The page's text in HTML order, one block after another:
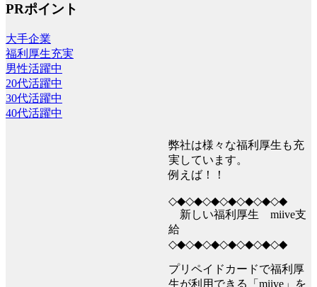
PRポイント
大手企業
福利厚生充実
男性活躍中
20代活躍中
30代活躍中
40代活躍中
弊社は様々な福利厚生も充
実しています。
例えば！！
◇◆◇◆◇◆◇◆◇◆◇◆◇◆
新しい福利厚生 miive支
給
◇◆◇◆◇◆◇◆◇◆◇◆◇◆
プリペイドカードで福利厚
生が利用できる「miive」を